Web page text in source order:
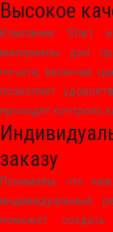
Высокое
Компания Start
материалы для
печати, включая
позволяет
проходят контроль
заказу
Понимаем, что
индивидуальные
поможет создать